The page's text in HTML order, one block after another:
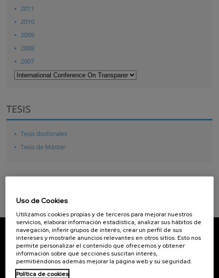
2011
2010
2009
2008
2007
TESIS
Tesis doctorales
Tesis de Máster
CIC nanoGUNE
Tolosa Hiribidea, 76
E-20018 Donostia / San Sebastian
+34 9... Ver teléfono·nano@nanogune.eu
Uso de Cookies
Utilizamos cookies propias y de terceros para mejorar nuestros
servicios, elaborar información estadística, analizar sus hábitos de
navegación, inferir grupos de interés, crear un perfil de sus
intereses y mostrarle anuncios relevantes en otros sitios. Esto nos
permite personalizar el contenido que ofrecemos y obtener
información sobre qué secciones suscitan interés,
permitiéndonos además mejorar la página web y su seguridad.
Política de cookies